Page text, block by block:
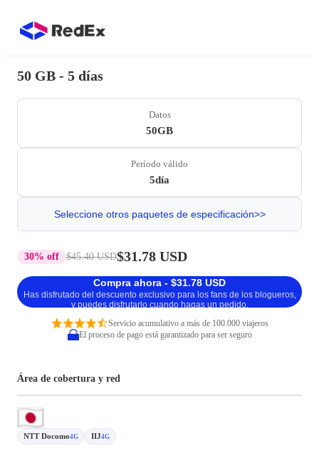
50 GB - 5 días
Datos
50GB
Período válido
5día
Seleccione otros paquetes de especificación>>
30% off $45.40 USD$31.78 USD
Compra ahora - $31.78 USD
Has disfrutado del descuento exclusivo para los fans de los blogueros,
y puedes disfrutarlo cuando hagas un pedido.
Servicio acumulativo a más de 100.000 viajeros
El proceso de pago está garantizado para ser seguro
Área de cobertura y red
NTT Docomo4G IIJ4G